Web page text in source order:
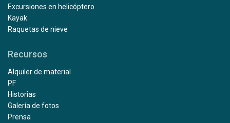
Excursiones en helicóptero
Kayak
Raquetas de nieve
Recursos
Alquiler de material
PF
Historias
Galería de fotos
Prensa